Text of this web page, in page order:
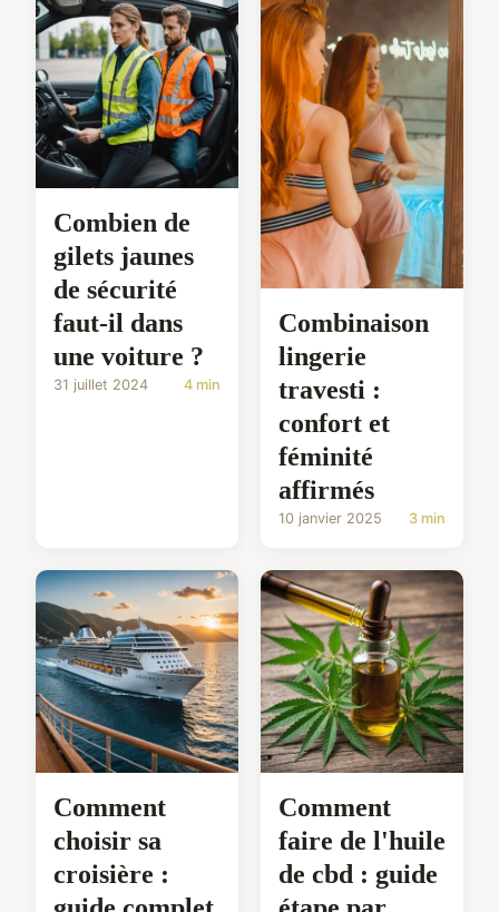
Combien de
gilets jaunes
de sécurité
faut-il dans
une voiture ?
31 juillet 2024 4 min
Combinaison
lingerie
travesti :
confort et
féminité
affirmés
10 janvier 2025 3 min
Comment
choisir sa
croisière :
Comment
faire de l'huile
de cbd : guide